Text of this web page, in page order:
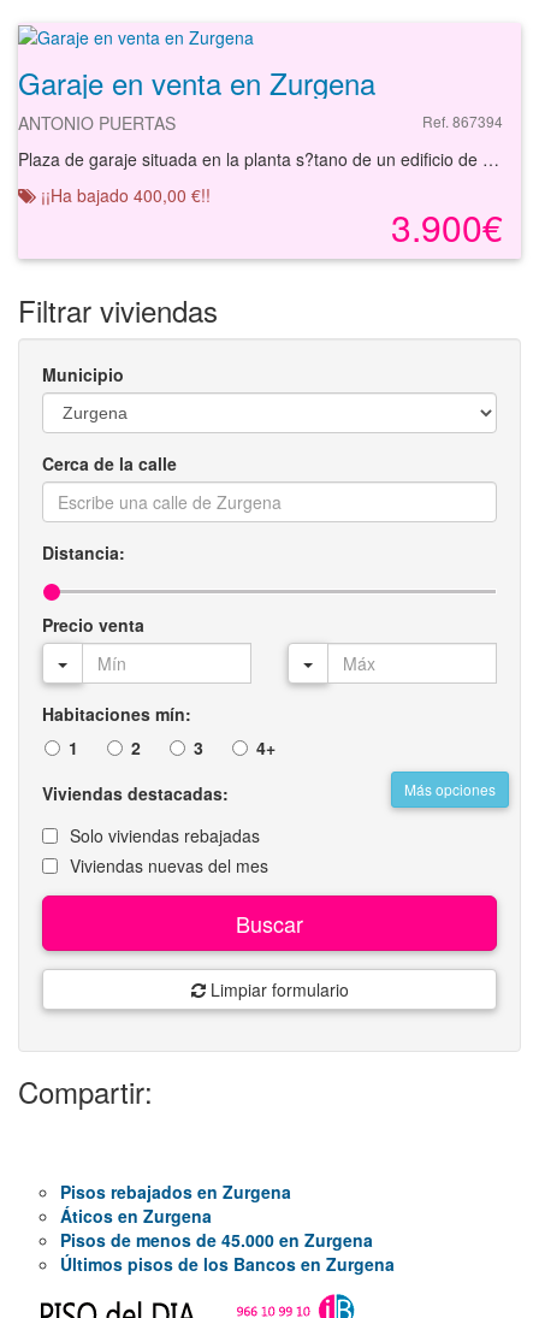
Garaje en venta en Zurgena
ANTONIO PUERTAS Ref. 867394
Plaza de garaje situada en la planta s?tano de un edificio de tres alturas sobre rasante y un s?tano, ubicado en la localidad de Zurgena, provincia de Almer?a. La plaza de garaje mide aproximadamente 16 m? construidos. El edificio se encuentra en una manzana cerrada en el centro de una zona urbana, con edificaciones de tipolog?a unifamiliar en una o dos plantas con una antig?edad entre 20-30 a?os. Cuenta con f?cil acceso por carretera, pr?ximo al ayuntamiento y junto a las zonas m?s transitadas de la localidad. A su alrededor podemos encontrar cajeros, hoteles y bares.
3.900€
¡¡Ha bajado 400,00 €!!
Filtrar viviendas
Municipio
Cerca de la calle
Distancia:
Precio venta
Habitaciones mín:
1
2 3 4+
Más opciones
Viviendas destacadas:
Solo viviendas rebajadas
Viviendas nuevas del mes
Buscar
Limpiar formulario
Compartir:
Pisos rebajados en Zurgena
Áticos en Zurgena
Pisos de menos de 45.000 en Zurgena
Últimos pisos de los Bancos en Zurgena